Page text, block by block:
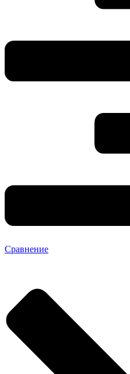
Сравнение